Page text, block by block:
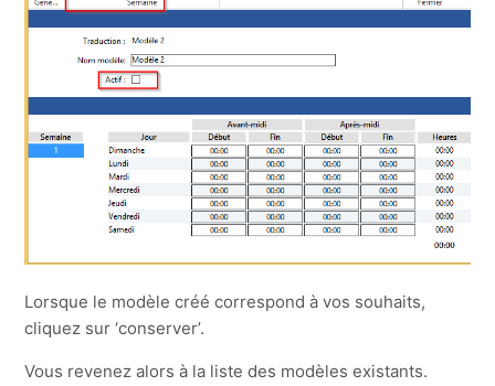
Lorsque le modèle créé correspond à vos souhaits,
cliquez sur ‘conserver’.
Vous revenez alors à la liste des modèles existants.